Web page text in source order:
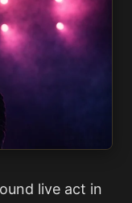
live act in